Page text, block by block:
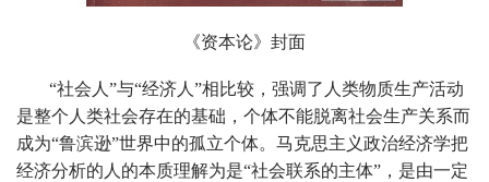
《资本论》封面
“社会人”与“经济人”相比较，强调了人类物质生产活动
是整个人类社会存在的基础，个体不能脱离社会生产关系而
成为“鲁滨逊”世界中的孤立个体。马克思主义政治经济学把
经济分析的人的本质理解为是“社会联系的主体”，是由一定